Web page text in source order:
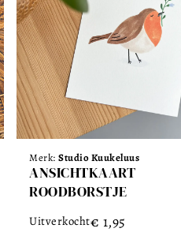
Merk: Studio Kuukeluus
ANSICHTKAART
ROODBORSTJE
Uitverkocht€ 1,95